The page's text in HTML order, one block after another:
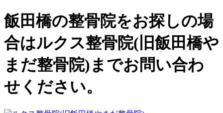
飯田橋の整骨院をお探しの場
合はルクス整骨院(旧飯田橋や
まだ整骨院)までお問い合わ
せください。